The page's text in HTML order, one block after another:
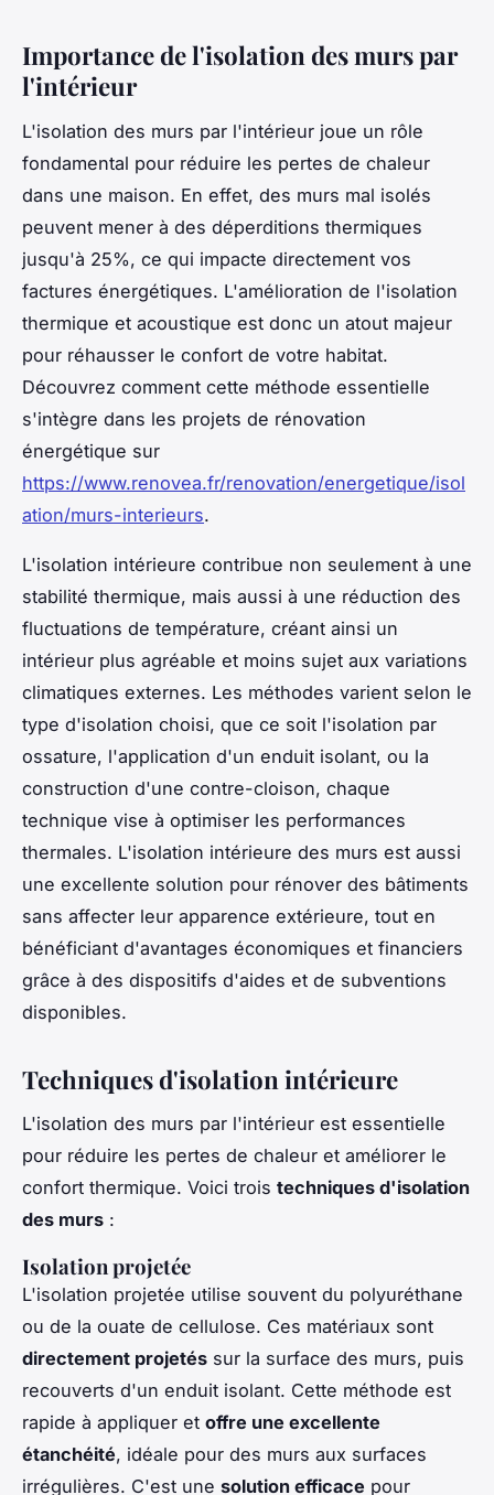
Importance de l'isolation des murs par
l'intérieur
L'isolation des murs par l'intérieur joue un rôle
fondamental pour réduire les pertes de chaleur
dans une maison. En effet, des murs mal isolés
peuvent mener à des déperditions thermiques
jusqu'à 25%, ce qui impacte directement vos
factures énergétiques. L'amélioration de l'isolation
thermique et acoustique est donc un atout majeur
pour réhausser le confort de votre habitat.
Découvrez comment cette méthode essentielle
s'intègre dans les projets de rénovation
énergétique sur
https://www.renovea.fr/renovation/energetique/isol
ation/murs-interieurs.
L'isolation intérieure contribue non seulement à une
stabilité thermique, mais aussi à une réduction des
fluctuations de température, créant ainsi un
intérieur plus agréable et moins sujet aux variations
climatiques externes. Les méthodes varient selon le
type d'isolation choisi, que ce soit l'isolation par
ossature, l'application d'un enduit isolant, ou la
construction d'une contre-cloison, chaque
technique vise à optimiser les performances
thermales. L'isolation intérieure des murs est aussi
une excellente solution pour rénover des bâtiments
sans affecter leur apparence extérieure, tout en
bénéficiant d'avantages économiques et financiers
grâce à des dispositifs d'aides et de subventions
disponibles.
Techniques d'isolation intérieure
L'isolation des murs par l'intérieur est essentielle
pour réduire les pertes de chaleur et améliorer le
confort thermique. Voici trois techniques d'isolation
des murs :
Isolation projetée
L'isolation projetée utilise souvent du polyuréthane
ou de la ouate de cellulose. Ces matériaux sont
directement projetés sur la surface des murs, puis
recouverts d'un enduit isolant. Cette méthode est
rapide à appliquer et offre une excellente
étanchéité, idéale pour des murs aux surfaces
irrégulières. C'est une solution efficace pour